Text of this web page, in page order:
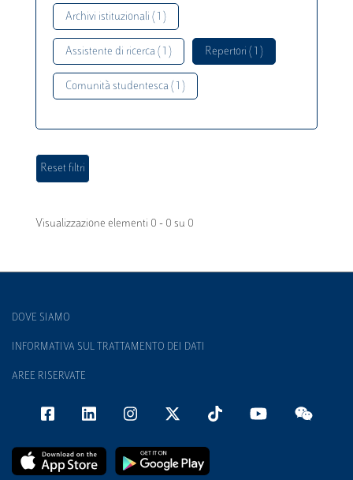
Archivi istituzionali ( 1 )
Assistente di ricerca ( 1 ) Repertori ( 1 )
Comunità studentesca ( 1 )
Visualizzazione elementi 0 - 0 su 0
DOVE SIAMO
INFORMATIVA SUL TRATTAMENTO DEI DATI
AREE RISERVATE